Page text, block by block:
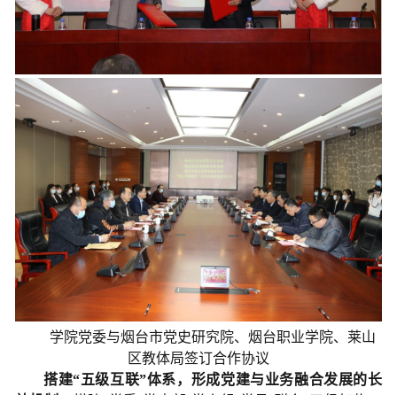
学院党委与烟台市党史研究院、烟台职业学院、莱山
区教体局签订合作协议
搭建“五级互联”体系，形成党建与业务融合发展的长